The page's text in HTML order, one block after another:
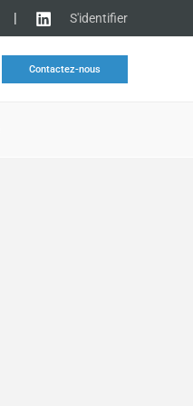
| S'identifier
Contactez-nous